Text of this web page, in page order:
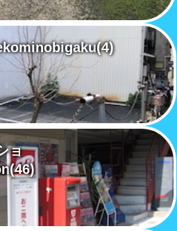
(4)
ョ
(46)